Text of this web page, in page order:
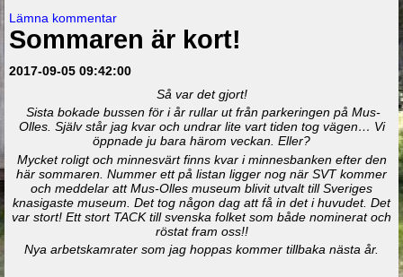
Lämna kommentar
Sommaren är kort!
2017-09-05 09:42:00
Så var det gjort!
Sista bokade bussen för i år rullar ut från parkeringen på Mus-
Olles. Själv står jag kvar och undrar lite vart tiden tog vägen… Vi
öppnade ju bara härom veckan. Eller?
Mycket roligt och minnesvärt finns kvar i minnesbanken efter den
här sommaren. Nummer ett på listan ligger nog när SVT kommer
och meddelar att Mus-Olles museum blivit utvalt till Sveriges
knasigaste museum. Det tog någon dag att få in det i huvudet. Det
var stort! Ett stort TACK till svenska folket som både nominerat och
röstat fram oss!!
Nya arbetskamrater som jag hoppas kommer tillbaka nästa år.